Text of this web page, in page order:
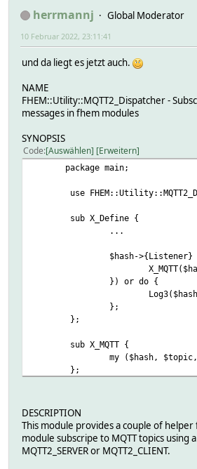
herrmannj
Global Moderator
10 Februar 2022, 23:11:41
und da liegt es jetzt auch.
NAME
FHEM::Utility::MQTT2_Dispatcher -
messages in fhem modules
SYNOPSIS
Code Auswählen Erweitern
package main;
use
sub X_Define {
...
$hash->{Listener} =
X_MQTT($hash,
}) or do {
Log3($hash, 2,
};
};
sub X_MQTT {
my ($hash, $topic,
};
sub X_Undef {
...
del_mqtt($hash-
return;
};
DESCRIPTION
This module provides a couple of
module subscripe to MQTT topics using
MQTT2_SERVER or MQTT2_CLIENT.